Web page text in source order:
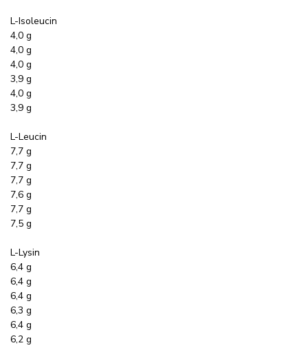
L-Isoleucin
4,0 g
4,0 g
4,0 g
3,9 g
4,0 g
3,9 g
L-Leucin
7,7 g
7,7 g
7,7 g
7,6 g
7,7 g
7,5 g
L-Lysin
6,4 g
6,4 g
6,4 g
6,3 g
6,4 g
6,2 g